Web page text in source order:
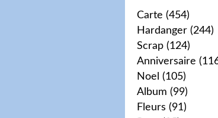
Carte (454)
Hardanger (244)
Scrap (124)
Anniversaire
Noel (105)
Album (99)
Fleurs (91)